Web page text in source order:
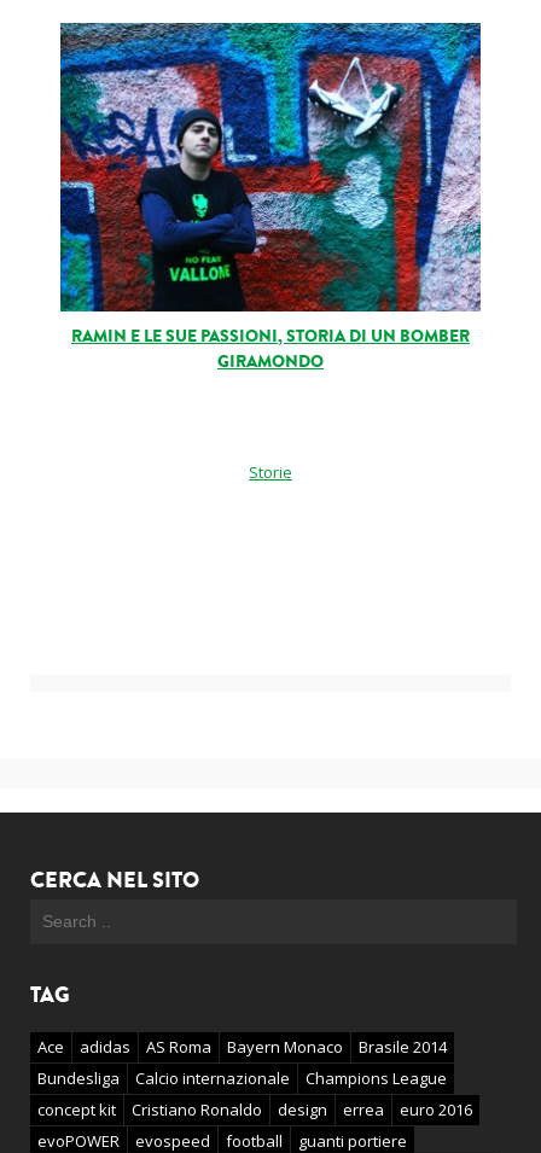
RAMIN E LE SUE PASSIONI, STORIA DI UN BOMBER
GIRAMONDO
Storie
CERCA NEL SITO
TAG
Ace adidas AS Roma Bayern Monaco
Brasile 2014
Bundesliga
Calcio internazionale
Champions League
concept kit
Cristiano Ronaldo design errea
euro 2016
evoPOWER
evospeed football
guanti portiere